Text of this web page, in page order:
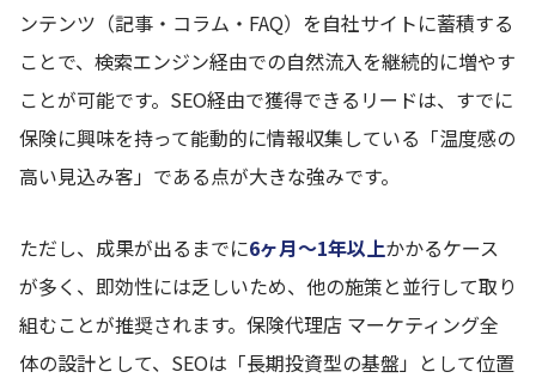
ンテンツ（記事・コラム・FAQ）を自社サイトに蓄積する
ことで、検索エンジン経由での自然流入を継続的に増やす
ことが可能です。SEO経由で獲得できるリードは、すでに
保険に興味を持って能動的に情報収集している「温度感の
高い見込み客」である点が大きな強みです。
ただし、成果が出るまでに6ヶ月〜1年以上かかるケース
が多く、即効性には乏しいため、他の施策と並行して取り
組むことが推奨されます。保険代理店 マーケティング全
体の設計として、SEOは「長期投資型の基盤」として位置